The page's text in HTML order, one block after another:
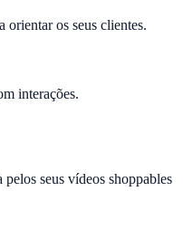
orientar os seus clientes.
interações.
seus vídeos shoppables